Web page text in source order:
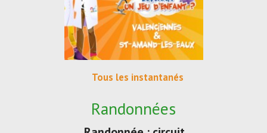
Tous les instantanés
Randonnées